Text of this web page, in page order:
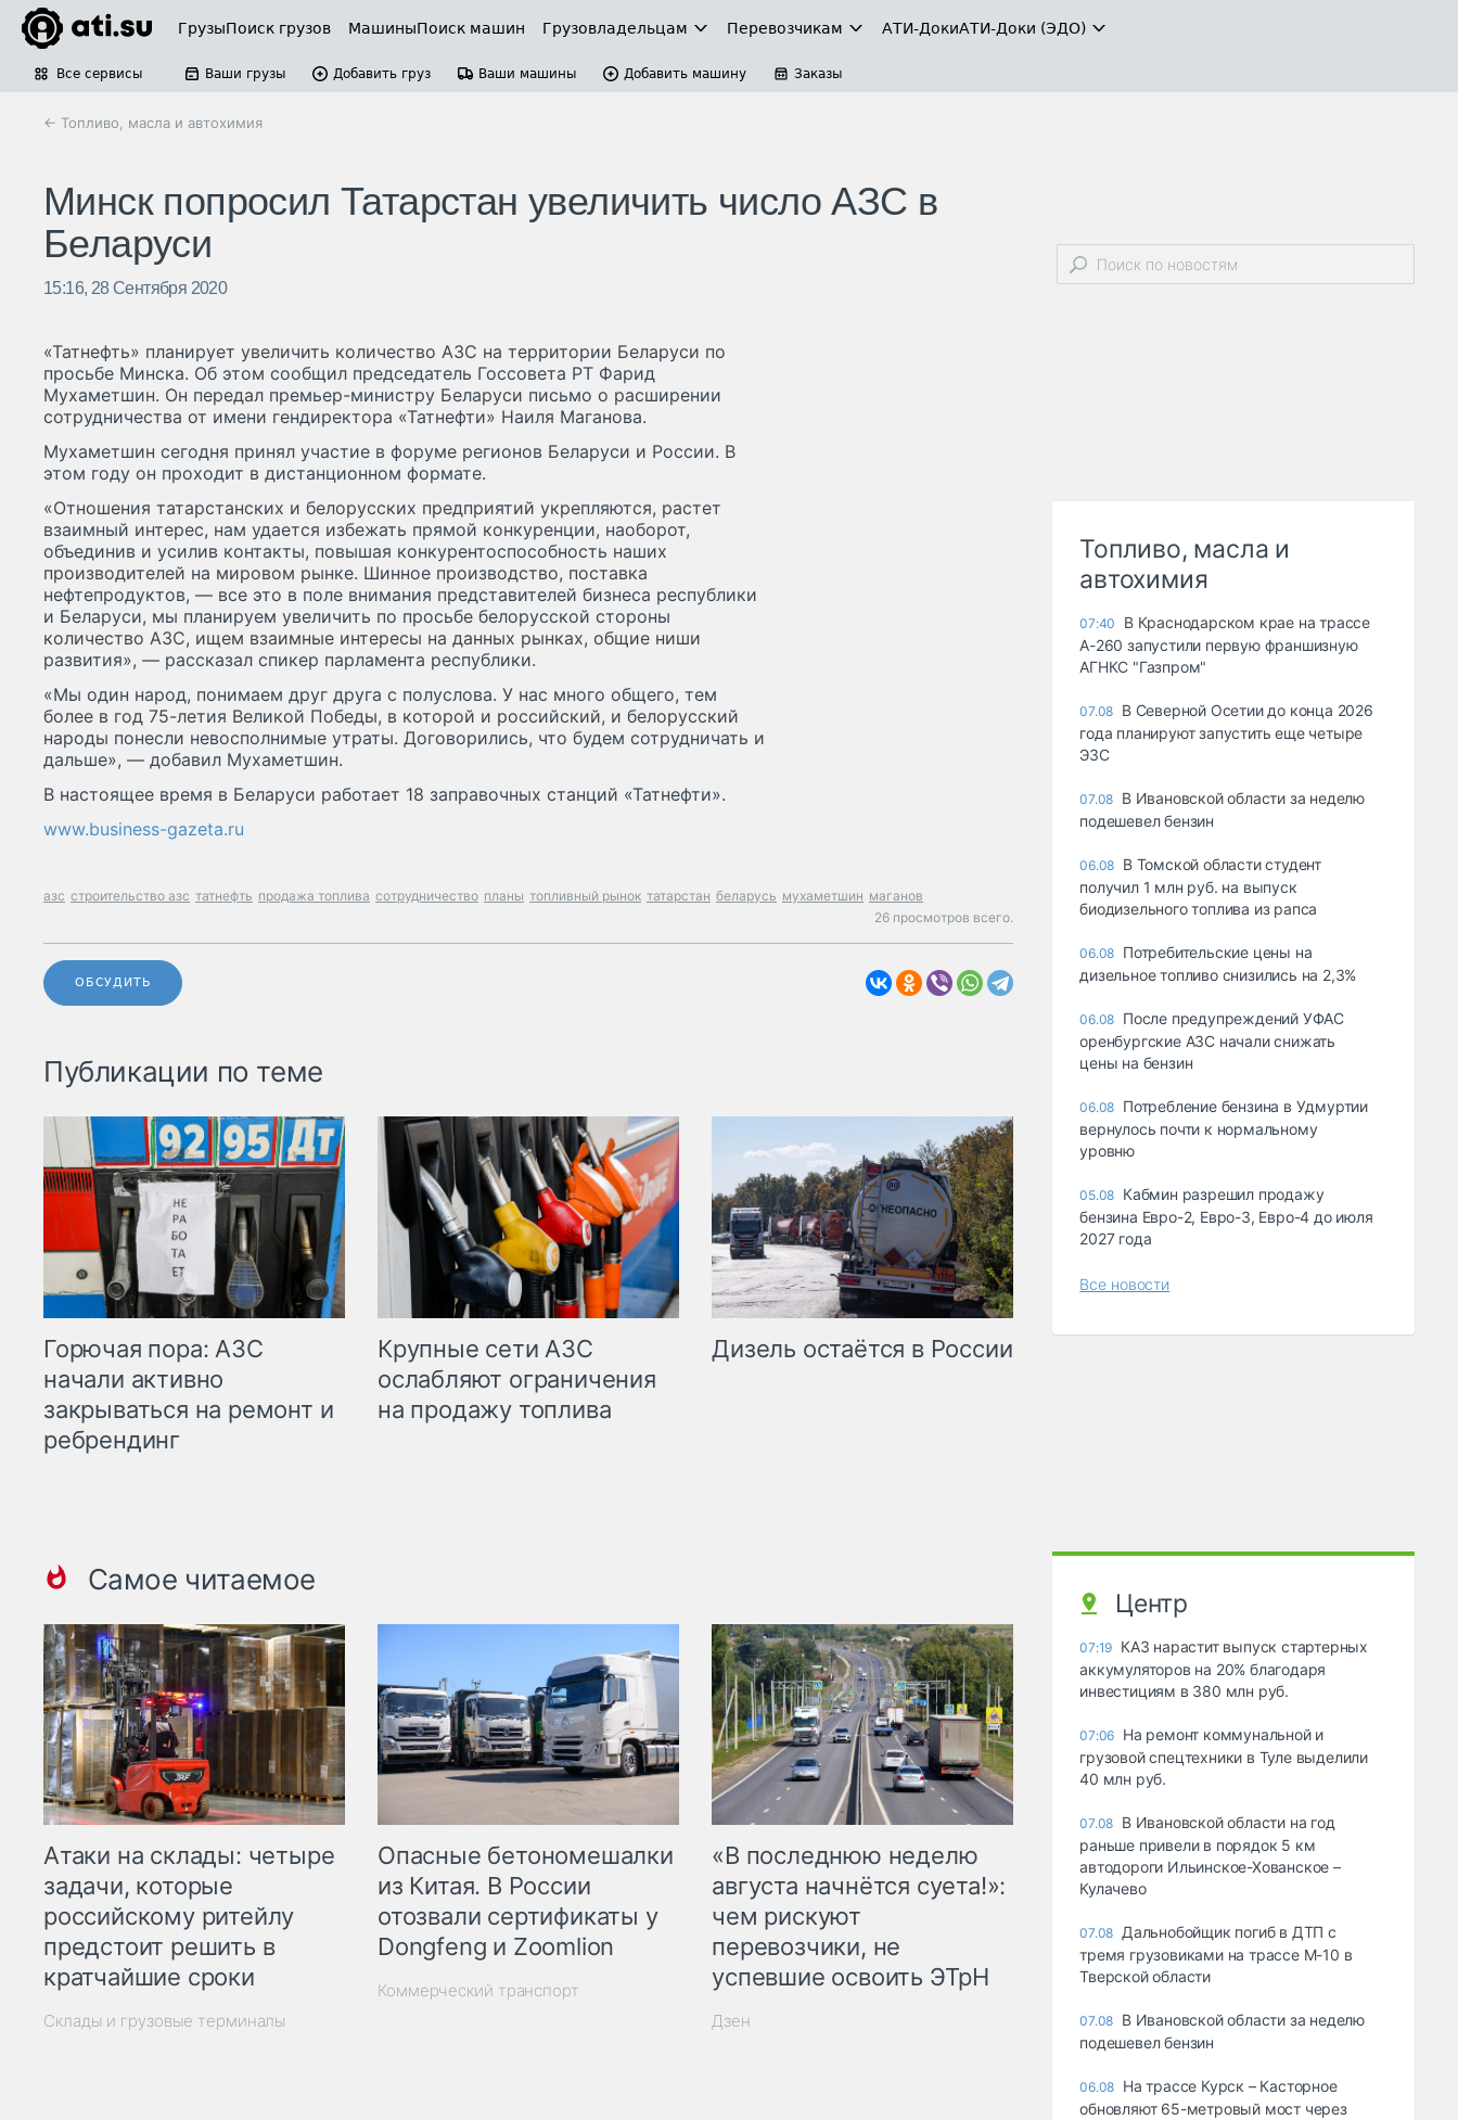
ГрузыПоиск грузов МашиныПоиск машин Грузовладельцам Перевозчикам АТИ-ДокиАТИ-Доки (ЭДО)
Все сервисы Ваши грузы Добавить груз Ваши машины Добавить машину Заказы
← Топливо, масла и автохимия
Минск попросил Татарстан увеличить число АЗС в
Беларуси
15:16, 28 Сентября 2020
«Татнефть» планирует увеличить количество АЗС на территории Беларуси по
просьбе Минска. Об этом сообщил председатель Госсовета РТ Фарид
Мухаметшин. Он передал премьер-министру Беларуси письмо о расширении
сотрудничества от имени гендиректора «Татнефти» Наиля Маганова.
Мухаметшин сегодня принял участие в форуме регионов Беларуси и России. В
этом году он проходит в дистанционном формате.
«Отношения татарстанских и белорусских предприятий укрепляются, растет
взаимный интерес, нам удается избежать прямой конкуренции, наоборот,
объединив и усилив контакты, повышая конкурентоспособность наших
производителей на мировом рынке. Шинное производство, поставка
нефтепродуктов, — все это в поле внимания представителей бизнеса республики
и Беларуси, мы планируем увеличить по просьбе белорусской стороны
количество АЗС, ищем взаимные интересы на данных рынках, общие ниши
развития», — рассказал спикер парламента республики.
«Мы один народ, понимаем друг друга с полуслова. У нас много общего, тем
более в год 75-летия Великой Победы, в которой и российский, и белорусский
народы понесли невосполнимые утраты. Договорились, что будем сотрудничать и
дальше», — добавил Мухаметшин.
В настоящее время в Беларуси работает 18 заправочных станций «Татнефти».
www.business-gazeta.ru
азс строительство азс татнефть продажа топлива сотрудничество планы топливный рынок татарстан беларусь мухаметшин маганов
26 просмотров всего.
ОБСУДИТЬ
Публикации по теме
Горючая пора: АЗС
начали активно
закрываться на ремонт и
ребрендинг
Крупные сети АЗС
ослабляют ограничения
на продажу топлива
Дизель остаётся в России
Самое читаемое
Атаки на склады: четыре
задачи, которые
российскому ритейлу
предстоит решить в
кратчайшие сроки
Склады и грузовые терминалы
Опасные бетономешалки
из Китая. В России
отозвали сертификаты у
Dongfeng и Zoomlion
Коммерческий транспорт
«В последнюю неделю
августа начнётся суета!»:
чем рискуют
перевозчики, не
успевшие освоить ЭТрН
Дзен
Топливо, масла и
автохимия
07:40
В Краснодарском крае на трассе
А-260 запустили первую франшизную
АГНКС "Газпром"
07.08 В Северной Осетии до конца 2026
года планируют запустить еще четыре
ЭЗС
07.08 В Ивановской области за неделю
подешевел бензин
06.08 В Томской области студент
получил 1 млн руб. на выпуск
биодизельного топлива из рапса
06.08 Потребительские цены на
дизельное топливо снизились на 2,3%
06.08 После предупреждений УФАС
оренбургские АЗС начали снижать
цены на бензин
06.08 Потребление бензина в Удмуртии
вернулось почти к нормальному
уровню
05.08 Кабмин разрешил продажу
бензина Евро-2, Евро-3, Евро-4 до июля
2027 года
Все новости
Центр
07:19 КАЗ нарастит выпуск стартерных
аккумуляторов на 20% благодаря
инвестициям в 380 млн руб.
07:06 На ремонт коммунальной и
грузовой спецтехники в Туле выделили
40 млн руб.
07.08 В Ивановской области на год
раньше привели в порядок 5 км
автодороги Ильинское-Хованское –
Кулачево
07.08 Дальнобойщик погиб в ДТП с
тремя грузовиками на трассе М-10 в
Тверской области
07.08 В Ивановской области за неделю
подешевел бензин
06.08 На трассе Курск – Касторное
обновляют 65-метровый мост через